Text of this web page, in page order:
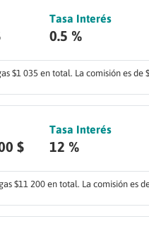
Tasa Interés
0.5 %
$1 035 en total. La comisión es de
$
Tasa Interés
12 %
$11 200 en total. La comisión es